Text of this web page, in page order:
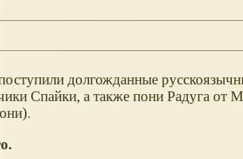
долгожданные
Спайки, а также пони Радуга от